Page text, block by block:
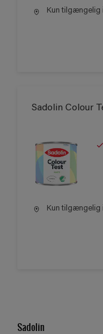
Kun tilgængelig
Sadolin Colour
Kun tilgængelig
Sadolin